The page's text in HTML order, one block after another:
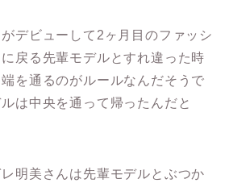
デビューして2ヶ月目のファッシ
戻る先輩モデルとすれ違った時
を通るのがルールなんだそうで
は中央を通って帰ったんだと
明美さんは先輩モデルとぶつか